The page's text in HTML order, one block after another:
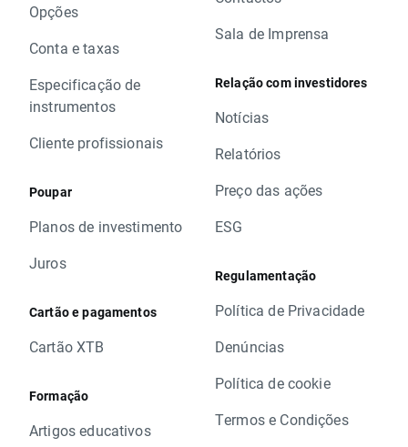
Opções
Conta e taxas
Especificação de
instrumentos
Cliente profissionais
Poupar
Planos de investimento
Juros
Cartão e pagamentos
Cartão XTB
Formação
Artigos educativos
Sala de Imprensa
Relação com investidores
Notícias
Relatórios
Preço das ações
ESG
Regulamentação
Política de Privacidade
Denúncias
Política de cookie
Termos e Condições